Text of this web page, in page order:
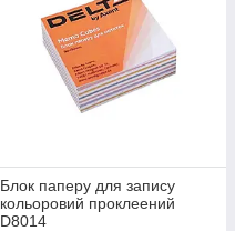
Блок паперу для запису
кольоровий проклеений
D8014